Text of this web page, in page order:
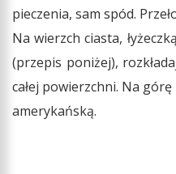
pieczenia, sam spód.
Na wierzch ciasta,
(przepis poniżej),
całej powierzchni. Na
amerykańską.